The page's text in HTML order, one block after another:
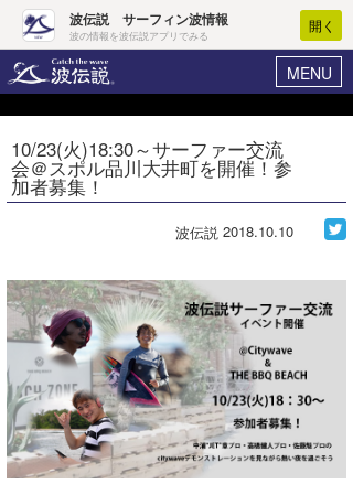
波伝説 サーフィン波情報
波の情報を波伝説アプリでみる
開く
MENU
ヘルプ マイホーム
ログイン
WAVE HUNTER波予想ツール
気象情報
ニュース
サーフィンエリアガイド
会員メニュー
10/23(火)18:30～サーファー交流
会＠スポル品川大井町を開催！参
加者募集！
波伝説 2018.10.10
Core Surf Japan
コンテスト
ファッション/グッズ
アート＆エンタメ
コラム
トラベル
ショップ情報
ショップ情報
ウラナミ